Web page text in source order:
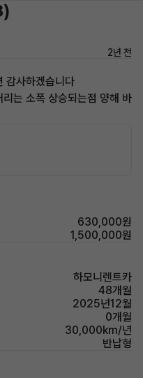
2년 전
감사하겠습니다
는 소폭 상승되는점 양해 바
630,000원
1,500,000원
하모니렌트카
48개월
2025년12월
0개월
30,000km/년
반납형